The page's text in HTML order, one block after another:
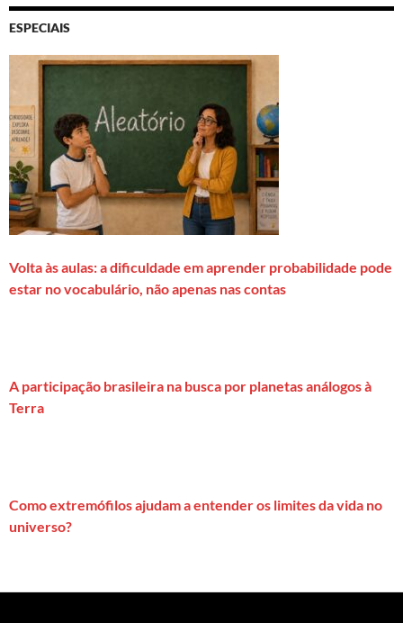
ESPECIAIS
Volta às aulas: a dificuldade em aprender probabilidade pode
estar no vocabulário, não apenas nas contas
A participação brasileira na busca por planetas análogos à
Terra
Como extremófilos ajudam a entender os limites da vida no
universo?